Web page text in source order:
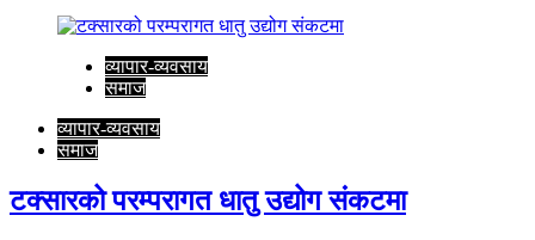
व्यापार-व्यवसाय
समाज
व्यापार-व्यवसाय
समाज
टक्सारको परम्परागत धातु उद्योग संकटमा